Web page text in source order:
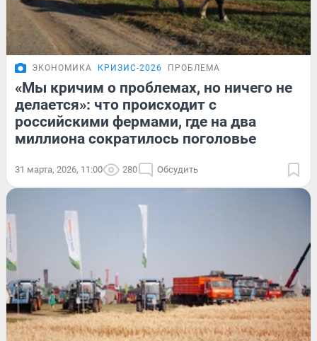
ЭКОНОМИКА КРИЗИС-2026 ПРОБЛЕМА
«Мы кричим о проблемах, но ничего не
делается»: что происходит с
российскими фермами, где на два
миллиона сократилось поголовье
31 марта, 2026, 11:00 280 Обсудить